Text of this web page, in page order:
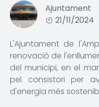
Ajuntament
21/11/2024
L'Ajuntament de
renovació de
del municipi, en el
pel consistori per
d'energia més